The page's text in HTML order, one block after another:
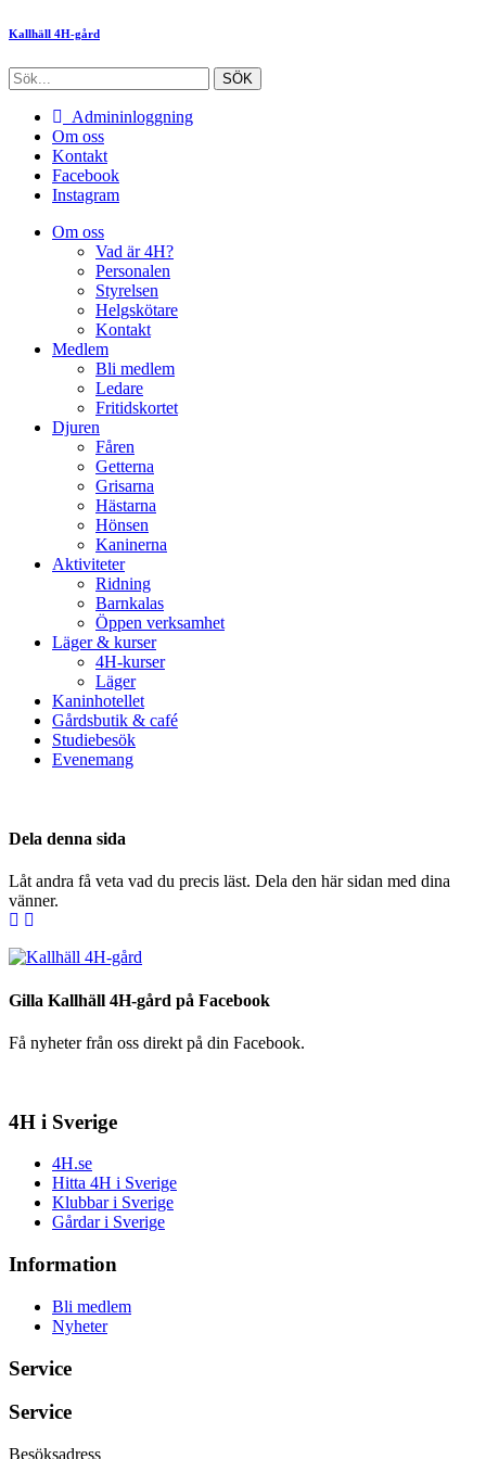
Kallhäll 4H-gård
Admininloggning
Om oss
Kontakt
Facebook
Instagram
Om oss
Vad är 4H?
Personalen
Styrelsen
Helgskötare
Kontakt
Medlem
Bli medlem
Ledare
Fritidskortet
Djuren
Fåren
Getterna
Grisarna
Hästarna
Hönsen
Kaninerna
Aktiviteter
Ridning
Barnkalas
Öppen verksamhet
Läger & kurser
4H-kurser
Läger
Kaninhotellet
Gårdsbutik & café
Studiebesök
Evenemang
Dela denna sida
Låt andra få veta vad du precis läst. Dela den här sidan med dina
vänner.
Gilla Kallhäll 4H-gård på Facebook
Få nyheter från oss direkt på din Facebook.
4H i Sverige
4H.se
Hitta 4H i Sverige
Klubbar i Sverige
Gårdar i Sverige
Information
Bli medlem
Nyheter
Service
Service
Besöksadress